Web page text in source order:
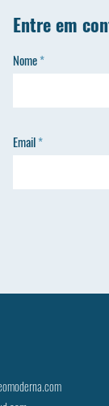
Entre em
Nome
Email